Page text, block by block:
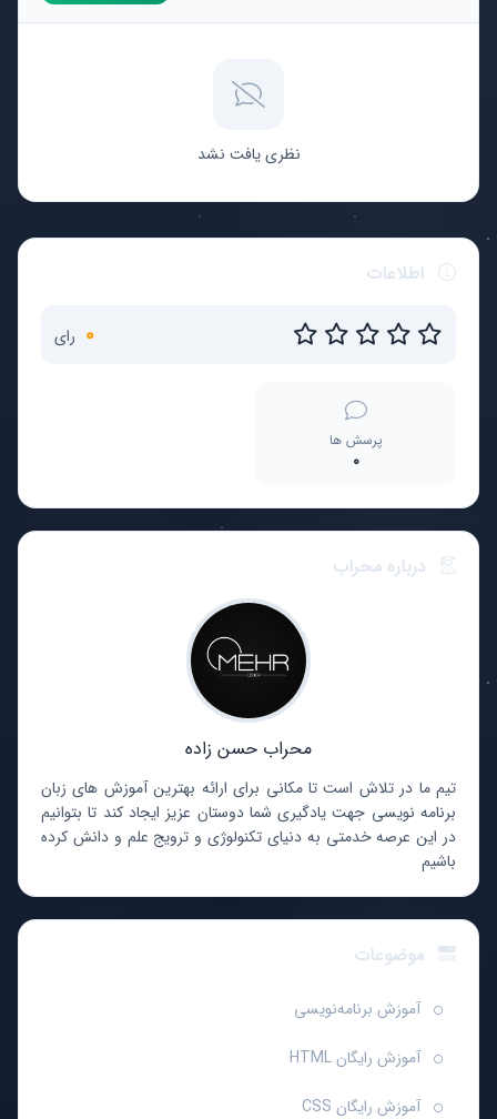
نظری یافت نشد
اطلاعات
0 رای
پرسش ها
0
درباره محراب
محراب حسن زاده
تیم ما در تلاش است تا مکانی برای ارائه بهترین آموزش های زبان
برنامه نویسی جهت یادگیری شما دوستان عزیز ایجاد کند تا بتوانیم
در این عرصه خدمتی به دنیای تکنولوژی و ترویج علم و دانش کرده
باشیم
موضوعات
آموزش برنامه‌نویسی
آموزش رایگان HTML
آموزش رایگان CSS